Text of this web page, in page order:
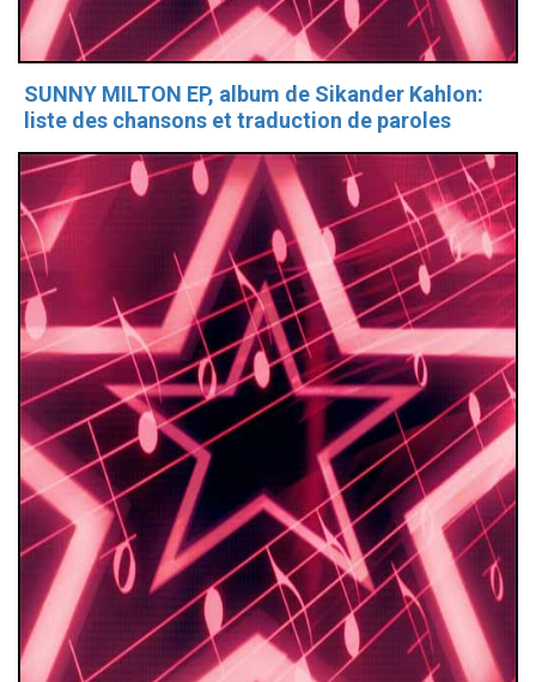
SUNNY MILTON EP, album de Sikander Kahlon:
liste des chansons et traduction de paroles